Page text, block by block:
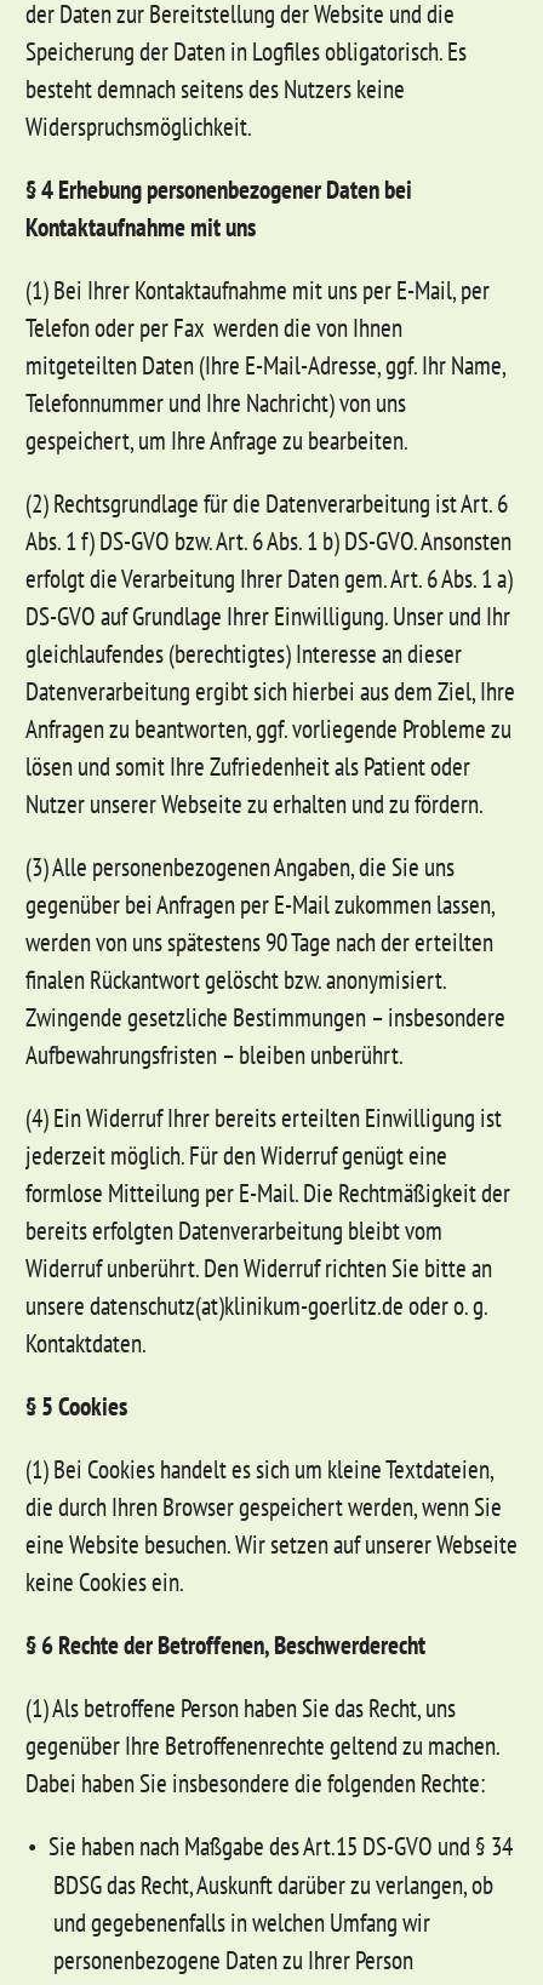
der Daten zur Bereitstellung der Website und die
Speicherung der Daten in Logfiles obligatorisch. Es
besteht demnach seitens des Nutzers keine
Widerspruchsmöglichkeit.
§ 4 Erhebung personenbezogener Daten bei
Kontaktaufnahme mit uns
(1) Bei Ihrer Kontaktaufnahme mit uns per E-Mail, per
Telefon oder per Fax werden die von Ihnen
mitgeteilten Daten (Ihre E-Mail-Adresse, ggf. Ihr Name,
Telefonnummer und Ihre Nachricht) von uns
gespeichert, um Ihre Anfrage zu bearbeiten.
(2) Rechtsgrundlage für die Datenverarbeitung ist Art. 6
Abs. 1 f) DS-GVO bzw. Art. 6 Abs. 1 b) DS-GVO. Ansonsten
erfolgt die Verarbeitung Ihrer Daten gem. Art. 6 Abs. 1 a)
DS-GVO auf Grundlage Ihrer Einwilligung. Unser und Ihr
gleichlaufendes (berechtigtes) Interesse an dieser
Datenverarbeitung ergibt sich hierbei aus dem Ziel, Ihre
Anfragen zu beantworten, ggf. vorliegende Probleme zu
lösen und somit Ihre Zufriedenheit als Patient oder
Nutzer unserer Webseite zu erhalten und zu fördern.
(3) Alle personenbezogenen Angaben, die Sie uns
gegenüber bei Anfragen per E-Mail zukommen lassen,
werden von uns spätestens 90 Tage nach der erteilten
finalen Rückantwort gelöscht bzw. anonymisiert.
Zwingende gesetzliche Bestimmungen – insbesondere
Aufbewahrungsfristen – bleiben unberührt.
(4) Ein Widerruf Ihrer bereits erteilten Einwilligung ist
jederzeit möglich. Für den Widerruf genügt eine
formlose Mitteilung per E-Mail. Die Rechtmäßigkeit der
bereits erfolgten Datenverarbeitung bleibt vom
Widerruf unberührt. Den Widerruf richten Sie bitte an
unsere datenschutz(at)klinikum-goerlitz.de oder o. g.
Kontaktdaten.
§ 5 Cookies
(1) Bei Cookies handelt es sich um kleine Textdateien,
die durch Ihren Browser gespeichert werden, wenn Sie
eine Website besuchen. Wir setzen auf unserer Webseite
keine Cookies ein.
§ 6 Rechte der Betroffenen, Beschwerderecht
(1) Als betroffene Person haben Sie das Recht, uns
gegenüber Ihre Betroffenenrechte geltend zu machen.
Dabei haben Sie insbesondere die folgenden Rechte:
Sie haben nach Maßgabe des Art.15 DS-GVO und § 34
BDSG das Recht, Auskunft darüber zu verlangen, ob
und gegebenenfalls in welchen Umfang wir
personenbezogene Daten zu Ihrer Person